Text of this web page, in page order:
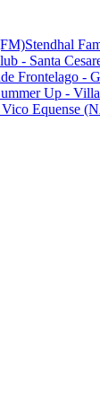
Stendhal
- Santa
Frontelago -
Up -
Equense